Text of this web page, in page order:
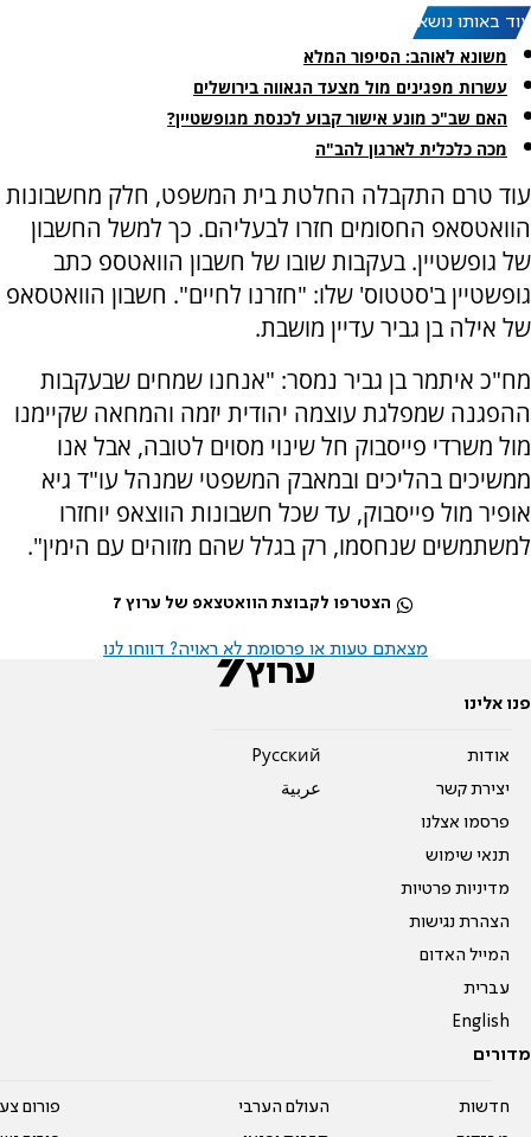
עוד באותו נושא:
משונא לאוהב: הסיפור המלא
עשרות מפגינים מול מצעד הגאווה בירושלים
האם שב"כ מונע אישור קבוע לכנסת מגופשטיין?
מכה כלכלית לארגון להב"ה
עוד טרם התקבלה החלטת בית המשפט, חלק מחשבונות
הוואטסאפ החסומים חזרו לבעליהם. כך למשל החשבון
של גופשטיין. בעקבות שובו של חשבון הוואטספ כתב
גופשטיין ב'סטטוס' שלו: "חזרנו לחיים". חשבון הוואטסאפ
של אילה בן גביר עדיין מושבת.
מח"כ איתמר בן גביר נמסר: "אנחנו שמחים שבעקבות
ההפגנה שמפלגת עוצמה יהודית יזמה והמחאה שקיימנו
מול משרדי פייסבוק חל שינוי מסוים לטובה, אבל אנו
ממשיכים בהליכים ובמאבק המשפטי שמנהל עו"ד גיא
אופיר מול פייסבוק, עד שכל חשבונות הווצאפ יוחזרו
למשתמשים שנחסמו, רק בגלל שהם מזוהים עם הימין".
הצטרפו לקבוצת הוואטצאפ של ערוץ 7
מצאתם טעות או פרסומת לא ראויה? דווחו לנו
פנו אלינו
אודות
יצירת קשר
פרסמו אצלנו
תנאי שימוש
מדיניות פרטיות
הצהרת נגישות
המייל האדום
עברית
English
Pусский
عربية
מדורים
חדשות
העולם הערבי
פורום